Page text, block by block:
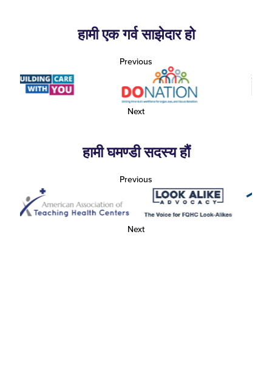
हामी एक गर्व साझेदार हो
Previous
Next
हामी घमण्डी सदस्य हौं
Previous
Next